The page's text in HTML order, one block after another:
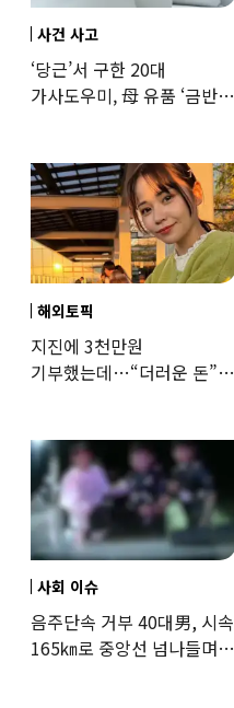
사건 사고
‘당근’서 구한 20대
가사도우미, 母 유품 ‘금반지
해외토픽
지진에 3천만원
기부했는데…“더러운 돈”
사회 이슈
음주단속 거부 40대男, 시속
165㎞로 중앙선 넘나들며